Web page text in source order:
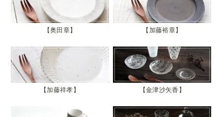
奥田章 加藤裕章
加藤祥孝 金津沙矢香